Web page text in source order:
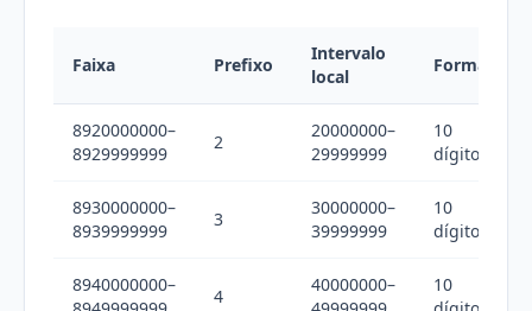
Faixa Prefixo
Intervalo
local
Formato
8920000000–
8929999999
2
20000000–
29999999
10
dígitos
8930000000–
8939999999
3
30000000–
39999999
10
dígitos
8940000000–
4
40000000–
10